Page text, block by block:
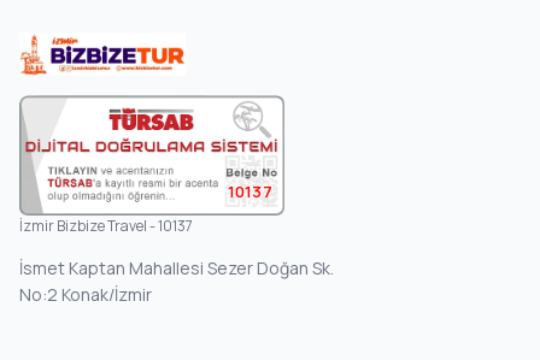
10137
İzmir Bizbize Travel - 10137
İsmet Kaptan Mahallesi Sezer Doğan Sk.
No:2 Konak/İzmir